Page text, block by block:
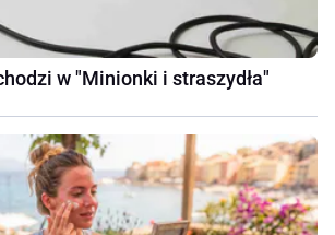
w "Minionki i straszydła"